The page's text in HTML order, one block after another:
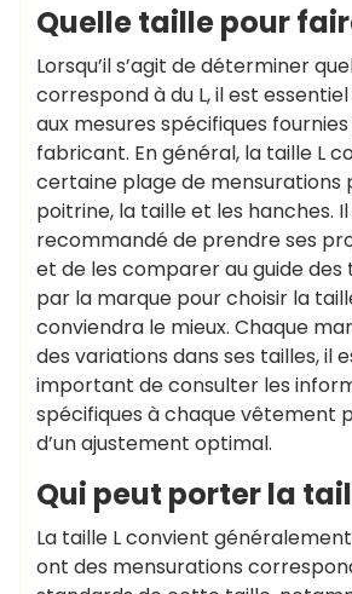
Quelle taille pour
Lorsqu’il s’agit de déterminer
correspond à du L, il est
aux mesures spécifiques
fabricant. En général, la taille L
certaine plage de mensurations
poitrine, la taille et les hanches.
recommandé de prendre ses
et de les comparer au guide des
par la marque pour choisir la
conviendra le mieux. Chaque
des variations dans ses tailles, il
important de consulter les
spécifiques à chaque vêtement
d’un ajustement optimal.
Qui peut porter la
La taille L convient
ont des mensurations